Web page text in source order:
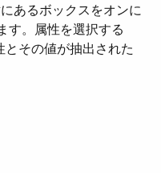
あるボックスをオンに
す。属性を選択する
とその値が抽出された